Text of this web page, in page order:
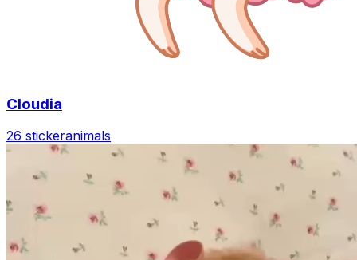
Cloudia
26 stickeranimals